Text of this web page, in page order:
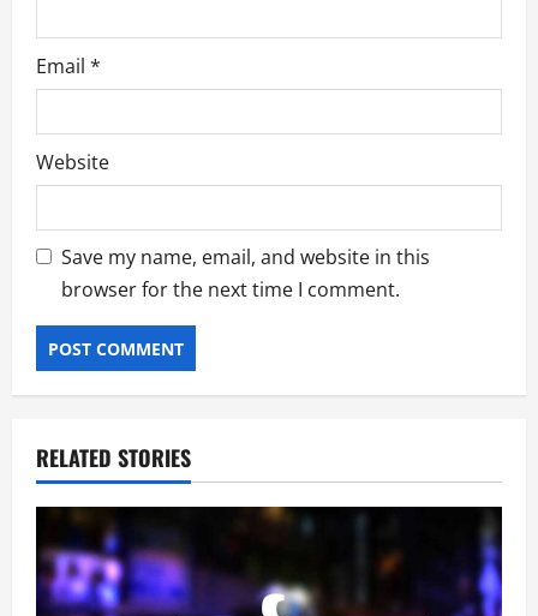
Email *
Website
Save my name, email, and website in this
browser for the next time I comment.
RELATED STORIES